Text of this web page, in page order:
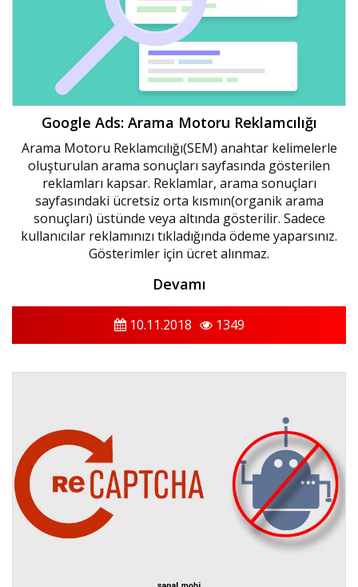
Google Ads: Arama Motoru Reklamcılığı
Arama Motoru Reklamcılığı(SEM) anahtar kelimelerle
oluşturulan arama sonuçları sayfasında gösterilen
reklamları kapsar. Reklamlar, arama sonuçları
sayfasındaki ücretsiz orta kısmın(organik arama
sonuçları) üstünde veya altında gösterilir. Sadece
kullanıcılar reklamınızı tıkladığında ödeme yaparsınız.
Gösterimler için ücret alınmaz.
Devamı
10.11.2018 1349